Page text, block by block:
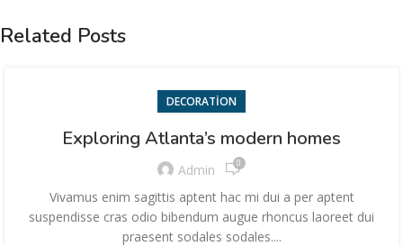
Related Posts
DECORATION
Exploring Atlanta’s modern homes
Admin 0
Vivamus enim sagittis aptent hac mi dui a per aptent
suspendisse cras odio bibendum augue rhoncus laoreet dui
praesent sodales sodales....